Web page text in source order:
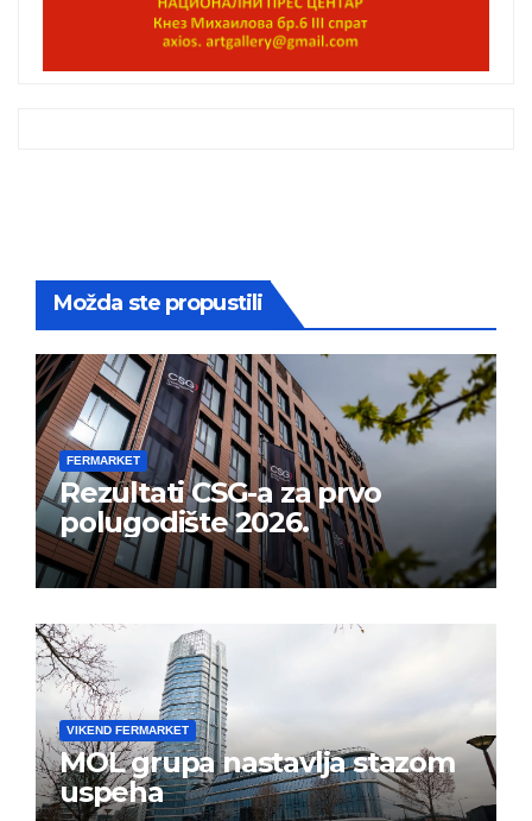
Možda ste propustili
FERMARKET
Rezultati CSG-a za prvo
polugodište 2026.
VIKEND FERMARKET
MOL grupa nastavlja stazom
uspeha